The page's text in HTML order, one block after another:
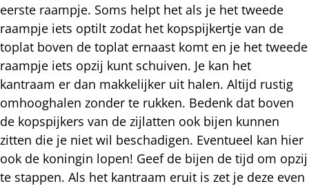
eerste raampje. Soms helpt het als je het tweede
raampje iets optilt zodat het kopspijkertje van de
toplat boven de toplat ernaast komt en je het tweede
raampje iets opzij kunt schuiven. Je kan het
kantraam er dan makkelijker uit halen. Altijd rustig
omhooghalen zonder te rukken. Bedenk dat boven
de kopspijkers van de zijlatten ook bijen kunnen
zitten die je niet wil beschadigen. Eventueel kan hier
ook de koningin lopen! Geef de bijen de tijd om opzij
te stappen. Als het kantraam eruit is zet je deze even